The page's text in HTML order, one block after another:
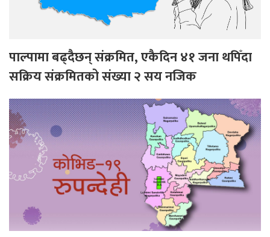
पाल्पामा बढ्दैछन् संक्रमित, एकैदिन ४१ जना थपिँदा
सक्रिय संक्रमितको संख्या २ सय नजिक